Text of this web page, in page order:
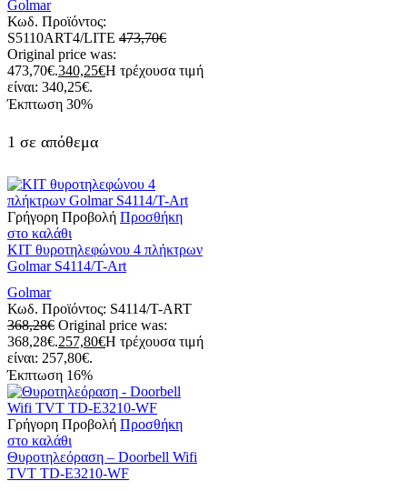
Golmar
Κωδ. Προϊόντος:
S5110ART4/LITE 473,70€
Original price was:
473,70€.340,25€Η τρέχουσα τιμή
είναι: 340,25€.
Έκπτωση 30%
1 σε απόθεμα
Γρήγορη Προβολή Προσθήκη
στο καλάθι
ΚΙΤ θυροτηλεφώνου 4 πλήκτρων
Golmar S4114/T-Αrt
Golmar
Κωδ. Προϊόντος: S4114/T-ART
368,28€ Original price was:
368,28€.257,80€Η τρέχουσα τιμή
είναι: 257,80€.
Έκπτωση 16%
Γρήγορη Προβολή Προσθήκη
στο καλάθι
Θυροτηλεόραση – Doorbell Wifi
TVT TD-E3210-WF